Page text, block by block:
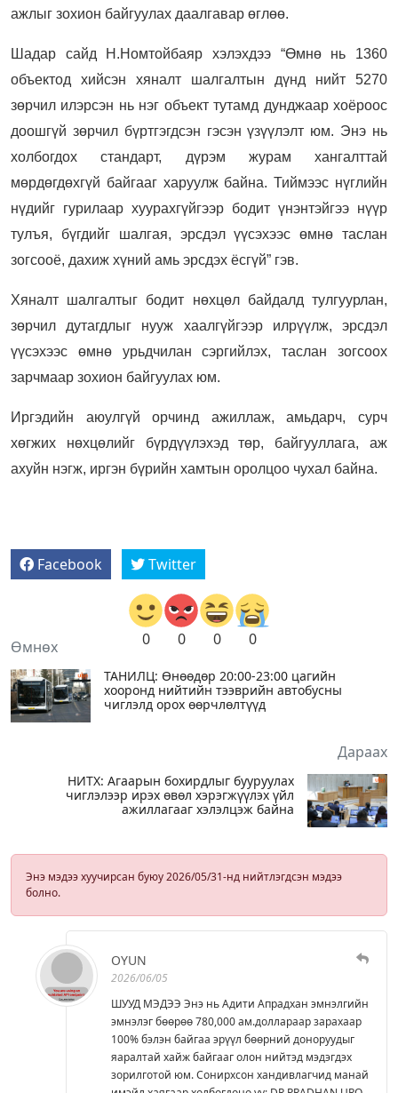
ажлыг зохион байгуулах даалгавар өглөө.
Шадар сайд Н.Номтойбаяр хэлэхдээ “Өмнө нь 1360
объектод хийсэн хяналт шалгалтын дүнд нийт 5270
зөрчил илэрсэн нь нэг объект тутамд дунджаар хоёроос
доошгүй зөрчил бүртгэгдсэн гэсэн үзүүлэлт юм. Энэ нь
холбогдох стандарт, дүрэм журам хангалттай
мөрдөгдөхгүй байгааг харуулж байна. Тиймээс нүглийн
нүдийг гурилаар хуурахгүйгээр бодит үнэнтэйгээ нүүр
тулъя, бүгдийг шалгая, эрсдэл үүсэхээс өмнө таслан
зогсооё, дахиж хүний амь эрсдэх ёсгүй” гэв.
Хяналт шалгалтыг бодит нөхцөл байдалд тулгуурлан,
зөрчил дутагдлыг нууж хаалгүйгээр илрүүлж, эрсдэл
үүсэхээс өмнө урьдчилан сэргийлэх, таслан зогсоох
зарчмаар зохион байгуулах юм.
Иргэдийн аюулгүй орчинд ажиллаж, амьдарч, сурч
хөгжих нөхцөлийг бүрдүүлэхэд төр, байгууллага, аж
ахуйн нэгж, иргэн бүрийн хамтын оролцоо чухал байна.
Facebook Twitter
0 0 0 0
Өмнөх
ТАНИЛЦ: Өнөөдөр 20:00-23:00 цагийн
хооронд нийтийн тээврийн автобусны
чиглэлд орох өөрчлөлтүүд
Дараах
НИТХ: Агаарын бохирдлыг бууруулах
чиглэлээр ирэх өвөл хэрэгжүүлэх үйл
ажиллагааг хэлэлцэж байна
Энэ мэдээ хуучирсан буюу 2026/05/31-нд нийтлэгдсэн мэдээ
болно.
OYUN
2026/06/05
ШУУД МЭДЭЭ Энэ нь Адити Апрадхан эмнэлгийн
эмнэлэг бөөрөө 780,000 ам.доллараар зарахаар
100% бэлэн байгаа эрүүл бөөрний доноруудыг
яаралтай хайж байгааг олон нийтэд мэдэгдэх
зорилготой юм. Сонирхсон хандивлагчид манай